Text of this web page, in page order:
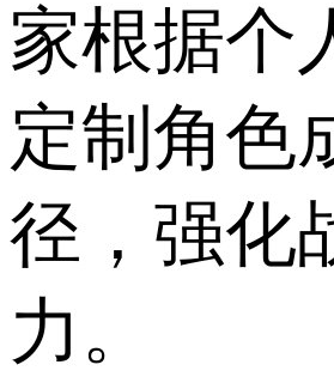
家根据个
定制角色
径，强化
力。